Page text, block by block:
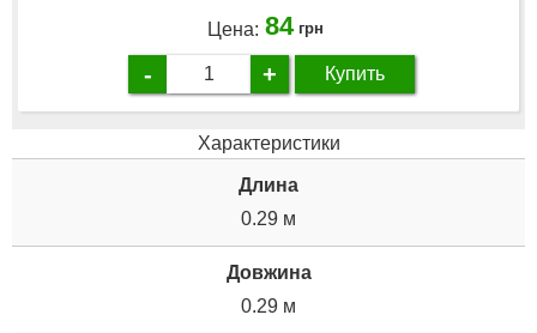
Цена: 84 грн
- + Купить
Характеристики
Длина
0.29 м
Довжина
0.29 м